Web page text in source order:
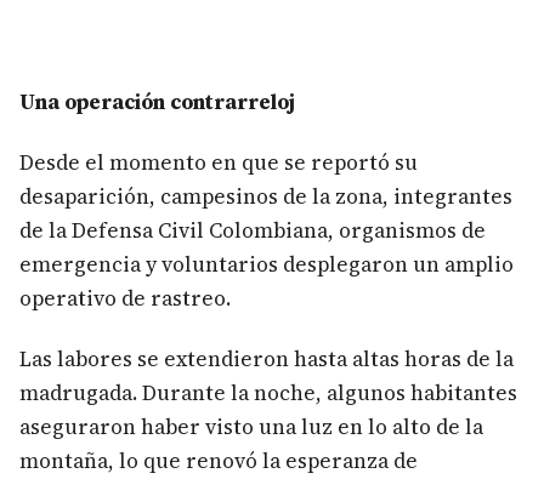
Una operación contrarreloj
Desde el momento en que se reportó su
desaparición, campesinos de la zona, integrantes
de la Defensa Civil Colombiana, organismos de
emergencia y voluntarios desplegaron un amplio
operativo de rastreo.
Las labores se extendieron hasta altas horas de la
madrugada. Durante la noche, algunos habitantes
aseguraron haber visto una luz en lo alto de la
montaña, lo que renovó la esperanza de